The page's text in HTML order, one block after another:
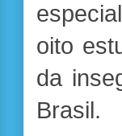
oito
da
Brasil.